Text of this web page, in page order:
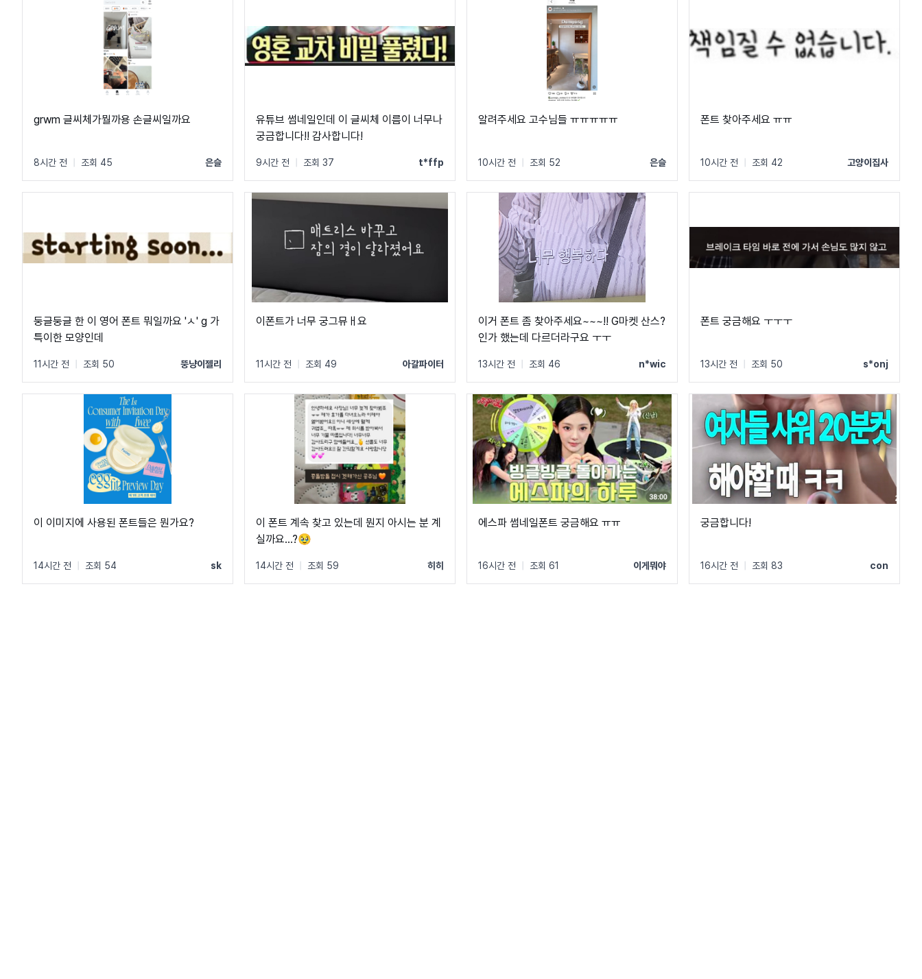
grwm 글씨체가뭘까용 손글씨일까요
8시간 전 조회 45 은슬
유튜브 썸네일인데 이 글씨체 이름이 너무나
궁금합니다!! 감사합니다!
9시간 전 조회 37 t*ffp
알려주세요 고수님들 ㅠㅠㅠㅠㅠ
10시간 전 조회 52 은슬
폰트 찾아주세요 ㅠㅠ
10시간 전 조회 42 고양이집사
둥글둥글 한 이 영어 폰트 뭐일까요 'ㅅ' g 가
특이한 모양인데
11시간 전 조회 50 뚱냥이젤리
이폰트가 너무 궁그뮤ㅐ요
11시간 전 조회 49 아갈파이터
이거 폰트 좀 찾아주세요~~~!! G마켓 산스?
인가 했는데 다르더라구요 ㅜㅜ
13시간 전 조회 46 n*wic
폰트 궁금해요 ㅜㅜㅜ
13시간 전 조회 50 s*onj
이 이미지에 사용된 폰트들은 뭔가요?
14시간 전 조회 54 sk
이 폰트 계속 찾고 있는데 뭔지 아시는 분 계
실까요...?🥹
14시간 전 조회 59 히히
에스파 썸네일폰트 궁금해요 ㅠㅠ
16시간 전 조회 61 이게뭐야
궁금합니다!
16시간 전 조회 83 con